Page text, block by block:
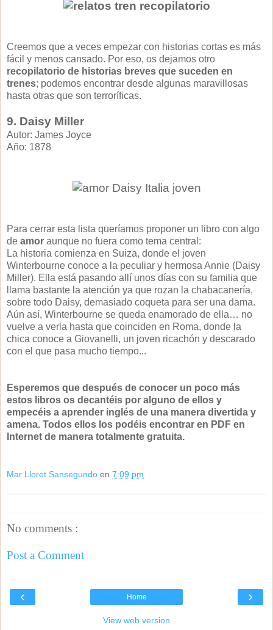
Creemos que a veces empezar con historias cortas es más
fácil y menos cansado. Por eso, os dejamos otro
recopilatorio de historias breves que suceden en
trenes; podemos encontrar desde algunas maravillosas
hasta otras que son terroríficas.
9. Daisy Miller
Autor: James Joyce
Año: 1878
Para cerrar esta lista queríamos proponer un libro con algo
deamor aunque no fuera como tema central:
La historia comienza en Suiza, donde el joven
Winterbourne conoce a la peculiar y hermosa Annie (Daisy
Miller). Ella está pasando allí unos días con su familia que
llama bastante la atención ya que rozan la chabacanería,
sobre todo Daisy, demasiado coqueta para ser una dama.
Aún así, Winterbourne se queda enamorado de ella… no
vuelve a verla hasta que coinciden en Roma, donde la
chica conoce a Giovanelli, un joven ricachón y descarado
con el que pasa mucho tiempo...
Esperemos que después de conocer un poco más
estos libros os decantéis por alguno de ellos y
empecéis a aprender inglés de una manera divertida y
amena. Todos ellos los podéis encontrar en PDF en
Internet de manera totalmente gratuita.
Mar Lloret Sansegundoen7:09 pm
No comments :
Post a Comment
‹ ›
Home
View web version